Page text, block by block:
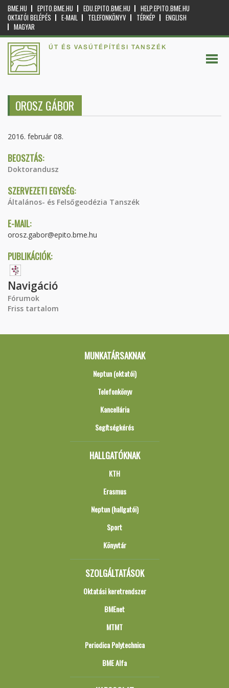
BME.HU EPITO.BME.HU EDU.EPITO.BME.HU
HELP.EPITO.BME.HU
OKTATÓI BELÉPÉS
E-MAIL TELEFONKÖNYV TÉRKÉP
ENGLISH
MAGYAR
ÚT ÉS VASÚTÉPÍTÉSI TANSZÉK
OROSZ GÁBOR
2016. február 08.
BEOSZTÁS:
Doktorandusz
SZERVEZETI EGYSÉG:
Általános- és Felsőgeodézia Tanszék
E-MAIL:
orosz.gabor@epito.bme.hu
PUBLIKÁCIÓK:
Navigáció
Fórumok
Friss tartalom
MUNKATÁRSAKNAK
Neptun (oktatói)
Telefonkönyv
Kancellária
Segítségkérés
HALLGATÓKNAK
KTH
Erasmus
Neptun (hallgatói)
Sport
Könyvtár
SZOLGÁLTATÁSOK
Oktatási keretrendszer
BMEnet
MTMT
Periodica Polytechnica
BME Alfa